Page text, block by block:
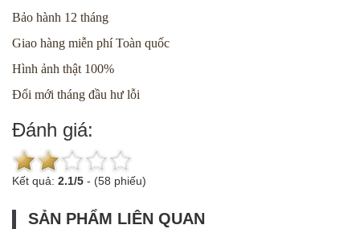
Bảo hành 12 tháng
Giao hàng miễn phí Toàn quốc
Hình ảnh thật 100%
Đổi mới tháng đầu hư lỗi
Đánh giá:
Kết quả: 2.1/5 - (58 phiếu)
SẢN PHẨM LIÊN QUAN